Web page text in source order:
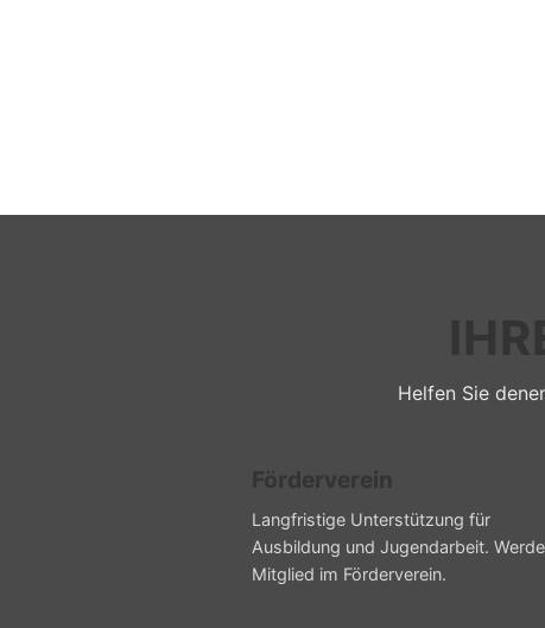
Helfen Sie
Förderverein
Langfristige Unterstützung für
Ausbildung und Jugendarbeit.
Mitglied im Förderverein.